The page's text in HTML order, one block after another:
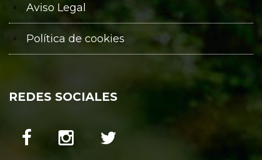
Aviso Legal
Política de cookies
REDES SOCIALES